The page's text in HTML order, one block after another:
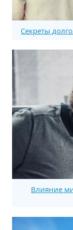
Секреты
Влияние